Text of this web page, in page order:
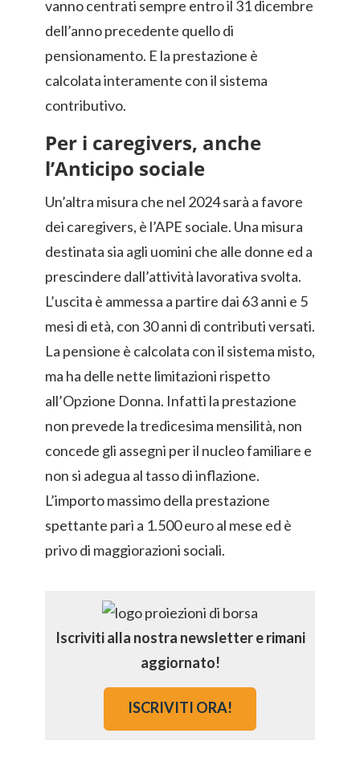
vanno centrati sempre entro il 31 dicembre
dell’anno precedente quello di
pensionamento. E la prestazione è
calcolata interamente con il sistema
contributivo.
Per i caregivers, anche
l’Anticipo sociale
Un’altra misura che nel 2024 sarà a favore
dei caregivers, è l’APE sociale. Una misura
destinata sia agli uomini che alle donne ed a
prescindere dall’attività lavorativa svolta.
L’uscita è ammessa a partire dai 63 anni e 5
mesi di età, con 30 anni di contributi versati.
La pensione è calcolata con il sistema misto,
ma ha delle nette limitazioni rispetto
all’Opzione Donna. Infatti la prestazione
non prevede la tredicesima mensilità, non
concede gli assegni per il nucleo familiare e
non si adegua al tasso di inflazione.
L’importo massimo della prestazione
spettante pari a 1.500 euro al mese ed è
privo di maggiorazioni sociali.
Iscriviti alla nostra newsletter e rimani
aggiornato!
ISCRIVITI ORA!